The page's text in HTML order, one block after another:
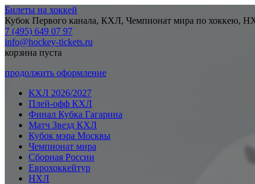
Билеты на хоккей
Кубок Первого канала, КХЛ, Чемпионат мира по хоккею,
7 (495) 649 07 97
info@hockey-tickets.ru
корзина пуста
продолжить оформление
КХЛ 2026/2027
Плей-офф КХЛ
Финал Кубка Гагарина
Матч Звезд КХЛ
Кубок мэра Москвы
Чемпионат мира
Сборная России
Еврохоккейтур
НХЛ